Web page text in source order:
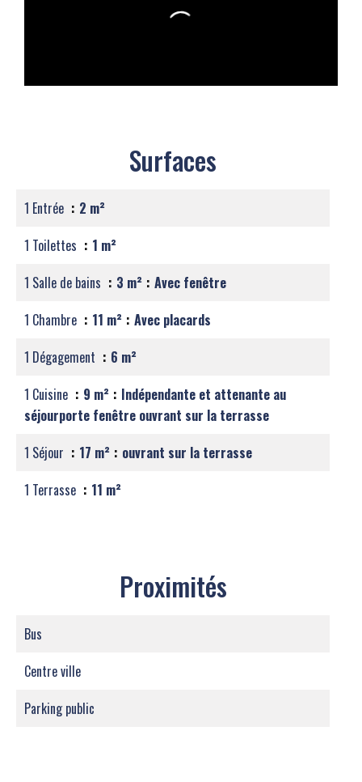
Surfaces
1 Entrée
2 m²
1 Toilettes
1 m²
1 Salle de bains
3 m²
Avec fenêtre
1 Chambre
11 m²
Avec placards
1 Dégagement
6 m²
1 Cuisine
9 m²
Indépendante et attenante au
séjourporte fenêtre ouvrant sur la terrasse
1 Séjour
17 m²
ouvrant sur la terrasse
1 Terrasse
11 m²
Proximités
Bus
Centre ville
Parking public